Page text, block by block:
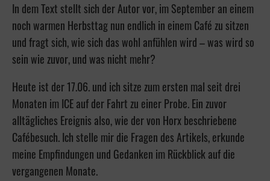
In dem Text stellt sich der Autor vor, im September an einem
noch warmen Herbsttag nun endlich in einem Café zu sitzen
und fragt sich, wie sich das wohl anfühlen wird – was wird so
sein wie zuvor, und was nicht mehr?
Heute ist der 17.06. und ich sitze zum ersten mal seit drei
Monaten im ICE auf der Fahrt zu einer Probe. Ein zuvor
alltägliches Ereignis also, wie der von Horx beschriebene
Cafébesuch. Ich stelle mir die Fragen des Artikels, erkunde
meine Empfindungen und Gedanken im Rückblick auf die
vergangenen Monate.